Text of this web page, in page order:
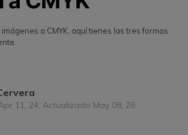
a CMYK, aquí tienes las tres formas
11, 24, Actualizado May 08, 26